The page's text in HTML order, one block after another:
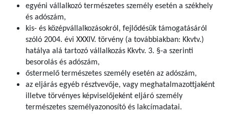
egyéni vállalkozó természetes személy esetén a székhely
és adószám,
kis- és középvállalkozásokról, fejlődésük támogatásáról
szóló 2004. évi XXXIV. törvény (a továbbiakban: Kkvtv.)
hatálya alá tartozó vállalkozás Kkvtv. 3. §-a szerinti
besorolás és adószám,
őstermelő természetes személy esetén az adószám,
az eljárás egyéb résztvevője, vagy meghatalmazottjaként
illetve törvényes képviselőjeként eljáró személy
természetes személyazonosító és lakcímadatai.